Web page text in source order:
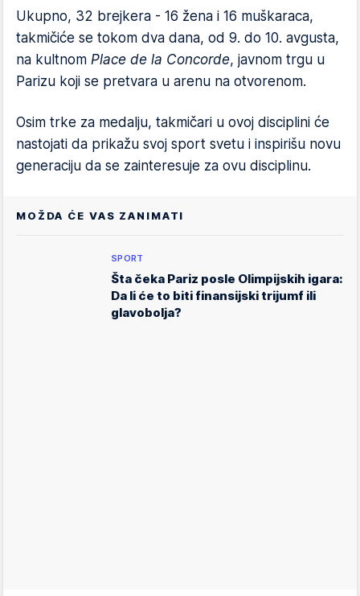
Ukupno, 32 brejkera ​​- 16 žena i 16 muškaraca,
takmičiće se tokom dva dana, od 9. do 10. avgusta,
na kultnom Place de la Concorde, javnom trgu u
Parizu koji se pretvara u arenu na otvorenom.
Osim trke za medalju, takmičari u ovoj disciplini će
nastojati da prikažu svoj sport svetu i inspirišu novu
generaciju da se zainteresuje za ovu disciplinu.
MOŽDA ĆE VAS ZANIMATI
SPORT
Šta čeka Pariz posle Olimpijskih igara:
Da li će to biti finansijski trijumf ili
glavobolja?